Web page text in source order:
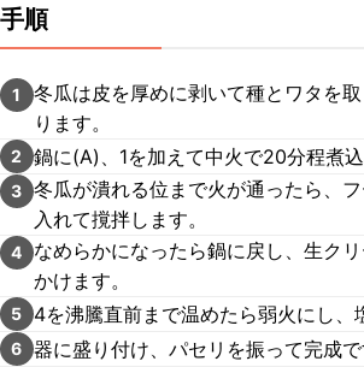
手順
1
冬瓜は皮を厚めに剥いて種とワタを
ります。
2 鍋に(A)、1を加えて中火で20分程煮込
3 冬瓜が潰れる位まで火が通ったら、
入れて撹拌します。
4
なめらかになったら鍋に戻し、生ク
かけます。
5 4を沸騰直前まで温めたら弱火にし、
6 器に盛り付け、パセリを振って完成で